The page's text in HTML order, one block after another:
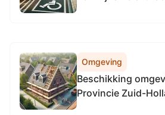
Omgeving
Beschikking
Provincie Zuid-